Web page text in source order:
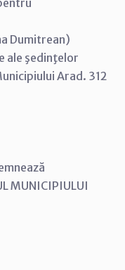
Dumitrean)
ale şedinţelor
Arad. 312
MUNICIPIULUI